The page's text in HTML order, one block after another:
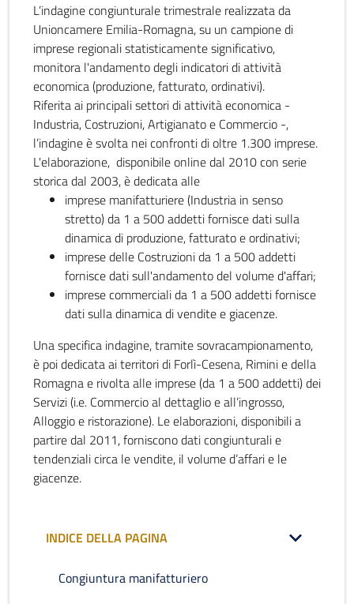
L’indagine congiunturale trimestrale realizzata da
Unioncamere Emilia-Romagna, su un campione di
imprese regionali statisticamente significativo,
monitora l'andamento degli indicatori di attività
economica (produzione, fatturato, ordinativi).
Riferita ai principali settori di attività economica -
Industria, Costruzioni, Artigianato e Commercio -,
l’indagine è svolta nei confronti di oltre 1.300 imprese.
L'elaborazione, disponibile online dal 2010 con serie
storica dal 2003, è dedicata alle
imprese manifatturiere (Industria in senso
stretto) da 1 a 500 addetti fornisce dati sulla
dinamica di produzione, fatturato e ordinativi;
imprese delle Costruzioni da 1 a 500 addetti
fornisce dati sull'andamento del volume d'affari;
imprese commerciali da 1 a 500 addetti fornisce
dati sulla dinamica di vendite e giacenze.
Una specifica indagine, tramite sovracampionamento,
è poi dedicata ai territori di Forlì-Cesena, Rimini e della
Romagna e rivolta alle imprese (da 1 a 500 addetti) dei
Servizi (i.e. Commercio al dettaglio e all’ingrosso,
Alloggio e ristorazione). Le elaborazioni, disponibili a
partire dal 2011, forniscono dati congiunturali e
tendenziali circa le vendite, il volume d’affari e le
giacenze.
INDICE DELLA PAGINA
Congiuntura manifatturiero